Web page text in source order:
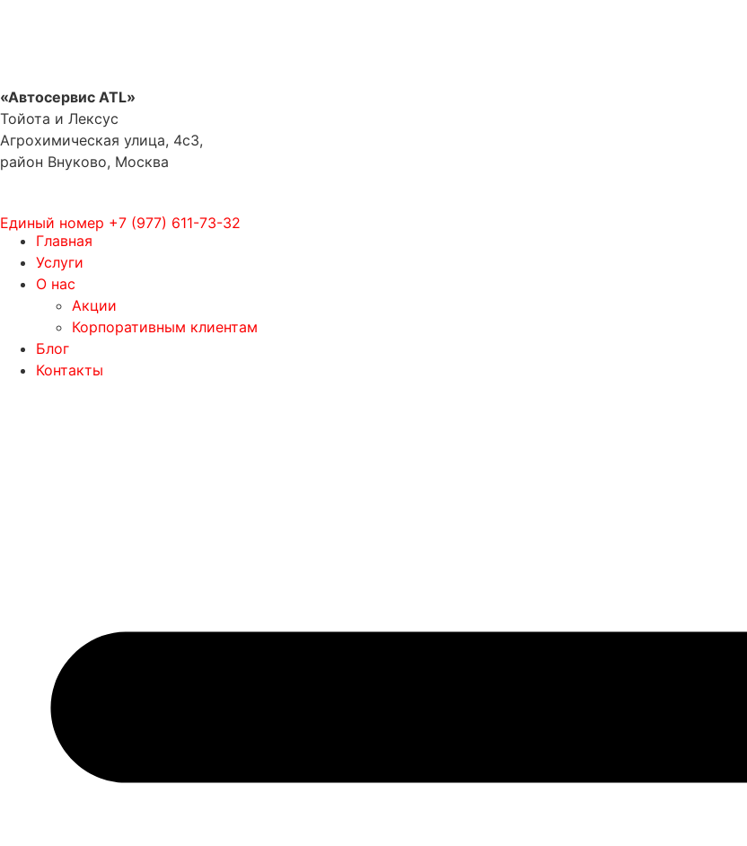
«Автосервис ATL»
Тойота и Лексус
Агрохимическая улица, 4с3,
район Внуково, Москва
Единый номер +7 (977) 611-73-32
Главная
Услуги
О нас
Акции
Корпоративным клиентам
Блог
Контакты